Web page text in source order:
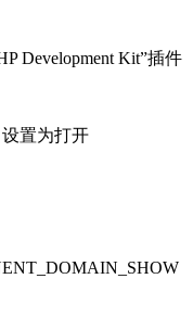
Development Kit”插件
置为打开